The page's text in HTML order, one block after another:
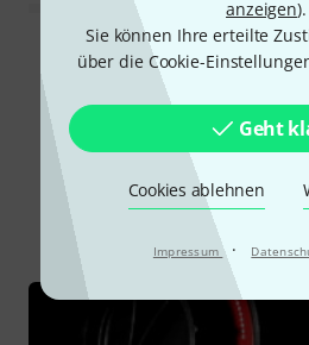
anzeigen).
Sie können Ihre erteilte
über die Cookie-
Geht
Cookies ablehnen
Impressum ·
Alle
Schon
Ratgeber